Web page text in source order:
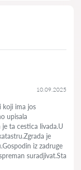
10.09.2025
koji ima jos
upisala
ta cestica livada.U
je
iz zadruge
suradjivat.Sta